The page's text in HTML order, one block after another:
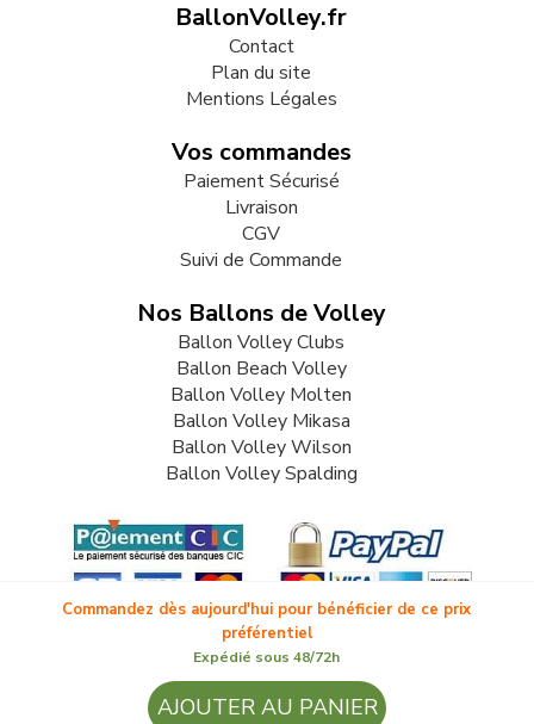
Commandez dès aujourd'hui pour bénéficier de ce prix
préférentiel
Expédié sous 48/72h
AJOUTER AU PANIER
BallonVolley.fr
Contact
Plan du site
Mentions Légales
Vos commandes
Paiement Sécurisé
Livraison
CGV
Suivi de Commande
Nos Ballons de Volley
Ballon Volley Clubs
Ballon Beach Volley
Ballon Volley Molten
Ballon Volley Mikasa
Ballon Volley Wilson
Ballon Volley Spalding
© 2009-2026 LB82. Tous droits réservés - ballonvolley.fr -
SARL LB 82 - 13 Rue Louis Delage 44360 VIGNEUX DE